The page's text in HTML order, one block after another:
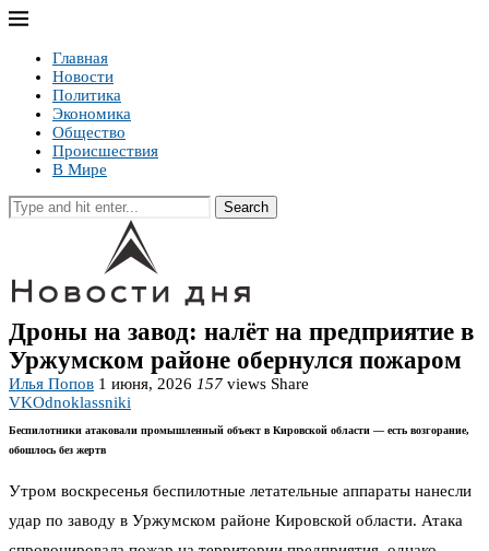
Главная
Новости
Политика
Экономика
Общество
Происшествия
В Мире
Search
Дроны на завод: налёт на предприятие в
Уржумском районе обернулся пожаром
Илья Попов 1 июня, 2026 157 views Share
VKOdnoklassniki
Беспилотники атаковали промышленный объект в Кировской области — есть возгорание,
обошлось без жертв
Утром воскресенья беспилотные летательные аппараты нанесли
удар по заводу в Уржумском районе Кировской области. Атака